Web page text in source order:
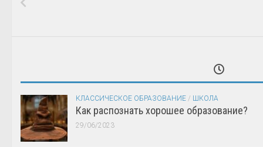
КЛАССИЧЕСКОЕ ОБРАЗОВАНИЕ / ШКОЛА
Как распознать хорошее образование?
29/06/2023